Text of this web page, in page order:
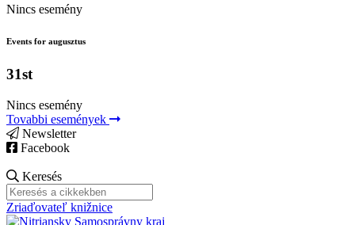
Nincs esemény
Events for augusztus
31st
Nincs esemény
Tovabbi események
Newsletter
Facebook
Keresés
Zriaďovateľ knižnice